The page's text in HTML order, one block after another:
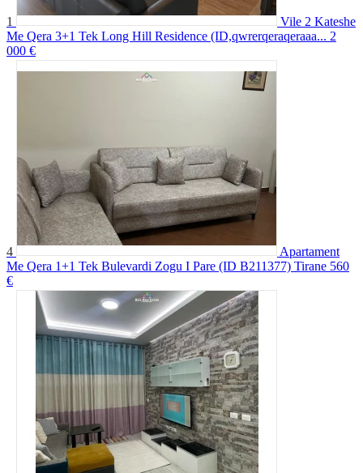
1
Vile 2 Kateshe
Me Qera 3+1 Tek Long Hill Residence (ID,qwrerqeraqeraaa... 2
000 €
4
Apartament
Me Qera 1+1 Tek Bulevardi Zogu I Pare (ID B211377) Tirane 560
€